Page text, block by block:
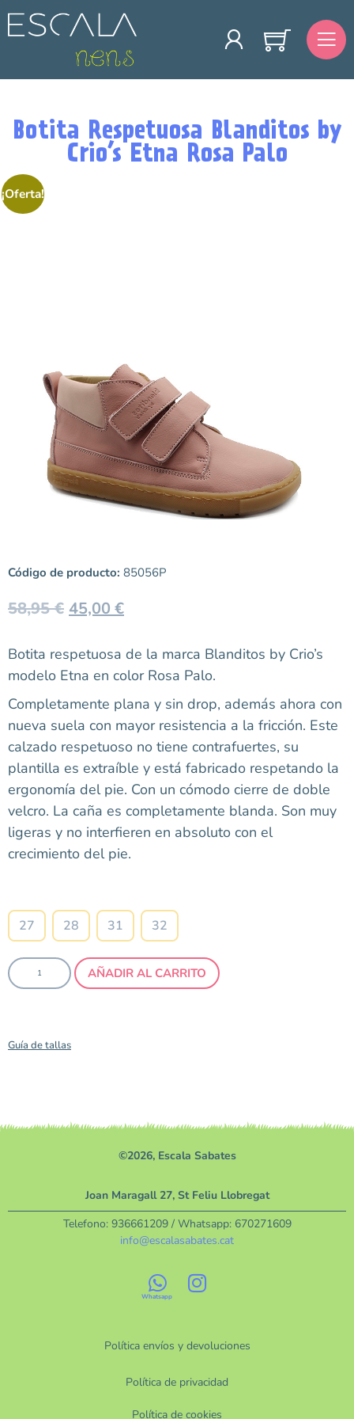
Botita Respetuosa Blanditos by
Crio’s Etna Rosa Palo
¡Oferta!
Código de producto: 85056P
58,95€ 45,00 €
Botita respetuosa de la marca Blanditos by Crio’s
modelo Etna en color Rosa Palo.
Completamente plana y sin drop, además ahora con
nueva suela con mayor resistencia a la fricción. Este
calzado respetuoso no tiene contrafuertes, su
plantilla es extraíble y está fabricado respetando la
ergonomía del pie. Con un cómodo cierre de doble
velcro. La caña es completamente blanda. Son muy
ligeras y no interfieren en absoluto con el
crecimiento del pie.
27 28 31 32
AÑADIR AL CARRITO
Guía de tallas
©2026, Escala Sabates
Política envíos y devoluciones
Política de privacidad
Política de cookies
Joan Maragall 27, St Feliu Llobregat
Telefono: 936661209/ Whatsapp: 670271609
info@escalasabates.cat